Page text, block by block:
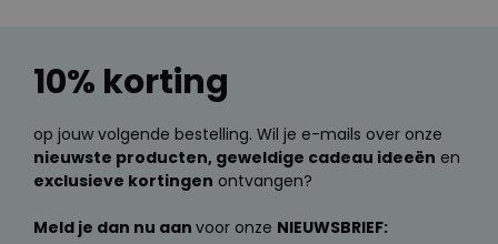
10% korting
op jouw volgende bestelling. Wil je e-mails over onze
nieuwste producten, geweldige cadeau ideeën en
exclusieve kortingen ontvangen?
Meld je dan nu aan voor onze NIEUWSBRIEF: